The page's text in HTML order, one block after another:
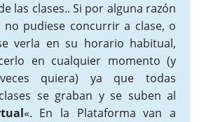
las clases.. Si por alguna razón
no pudiese concurrir a clase, o
verla en su horario habitual,
en cualquier momento (y
quiera) ya que todas
se graban y se suben al
«. En la Plataforma van a